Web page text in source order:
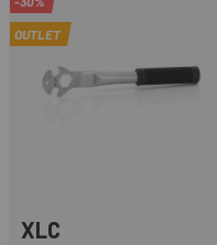
OUTLET
XLC